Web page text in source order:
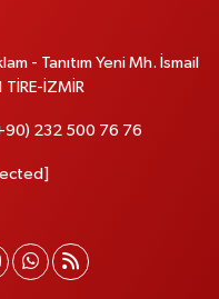
- Tanıtım Yeni Mh. İsmail
TİRE-İZMİR
232 500 76 76